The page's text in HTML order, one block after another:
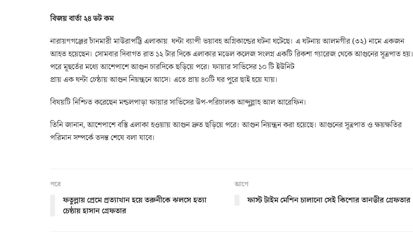
বিজয় বার্তা ২৪ ডট কম
নারায়ণগঞ্জের চাঁনমারী মাউরাপট্টি এলাকায় ঘন্টা ব্যাপী ভয়াবহ অগ্নিকান্ডের ঘটনা ঘটেছে। এ ঘটনায় আলমগীর (৩২) নামে একজন
আহত হয়েছেন। সোমবার দিবাগত রাত ১২ টার দিকে এলাকার মডেল কলেজ সংলগ্ন একটি রিকশা গ্যারেজ থেকে আগুনের সূত্রপাত হয়।
পরে মূহুর্তের মধ্যে আশেপাশে আগুন চারদিকে ছড়িয়ে পরে। ফায়ার সার্ভিসের ১০ টি ইউনিট
প্রায় এক ঘন্টা চেষ্ঠায় আগুন নিয়ন্ত্রনে আসে। এতে প্রায় ৪০টি ঘর পুরে ছাই হয়ে যায়।
বিষয়টি নিশ্চিত করেছেন মন্ডলপাড়া ফায়ার সার্ভিসের উপ-পরিচালক আব্দুল্লাহ আল আরেফিন।
তিনি জানান, আশেপাশে বস্তি এলাকা হওয়ায় আগুন দ্রুত ছড়িয়ে পরে। আগুন নিয়ন্ত্রন করা হয়েছে। আগুনের সূত্রপাত ও ক্ষয়ক্ষতির
পরিমান সম্পর্কে তদন্ত শেষে বলা যাবে।
পরে
ফতুল্লায় প্রেমে প্রত্যাখান হয়ে তরুনীকে ঝলসে হত্যা
চেষ্ঠায় হাসান গ্রেফতার
আগে
ফাস্ট টাইম মেশিন চালানো সেই কিশোর তানভীর গ্রেফতার